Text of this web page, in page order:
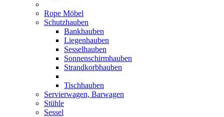
Rope Möbel
Schutzhauben
Bankhauben
Liegenhauben
Sesselhauben
Sonnenschirmhauben
Strandkorbhauben
Tischhauben
Servierwagen, Barwagen
Stühle
Sessel